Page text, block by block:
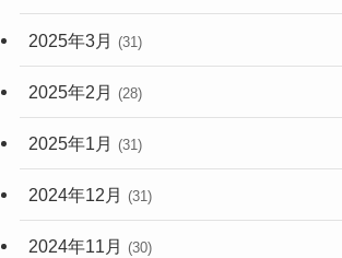
2025年3月 (31)
2025年2月 (28)
2025年1月 (31)
2024年12月 (31)
2024年11月 (30)